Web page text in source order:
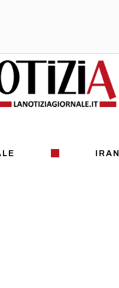
IRAN